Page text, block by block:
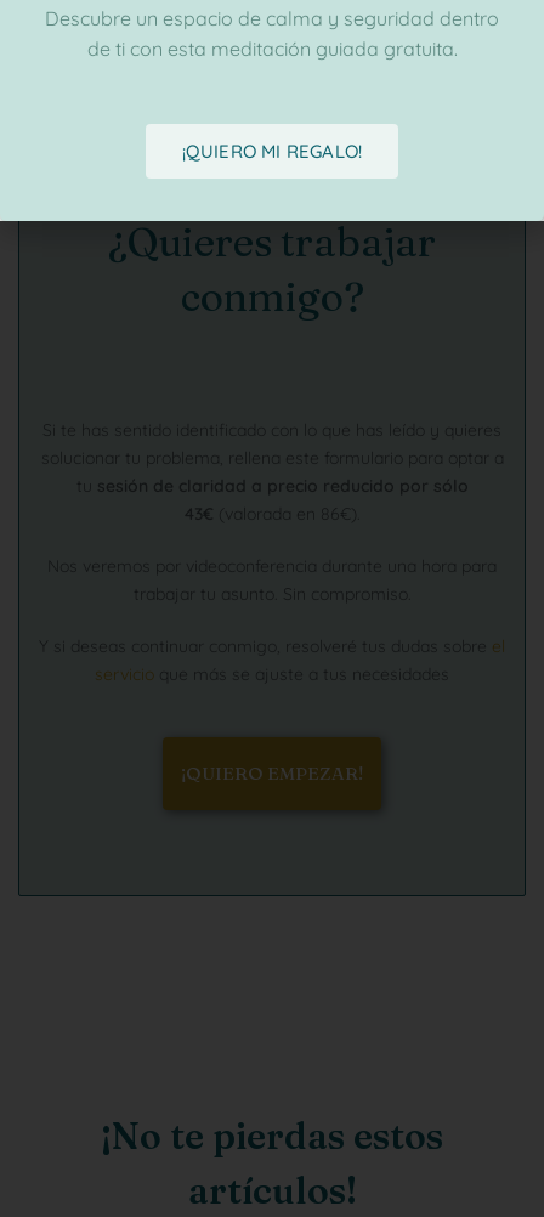
¿Quieres trabajar
conmigo?
Si te has sentido identificado con lo que has leído y quieres
solucionar tu problema, rellena este formulario para optar a
tu sesión de claridad a precio reducido por sólo
43€ (valorada en 86€).
Nos veremos por videoconferencia durante una hora para
trabajar tu asunto. Sin compromiso.
Y si deseas continuar conmigo, resolveré tus dudas sobre el
servicio que más se ajuste a tus necesidades
¡QUIERO EMPEZAR!
¡No te pierdas estos
artículos!
Descubre un espacio de calma y seguridad dentro
de ti con esta meditación guiada gratuita.
¡QUIERO MI REGALO!